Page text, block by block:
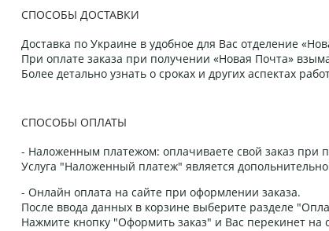
СПОСОБЫ ДОСТАВКИ
Доставка по Украине в удобное для Вас отделение
При оплате заказа при получении «Новая Почта»
Более детально узнать о сроках и других аспектах
СПОСОБЫ ОПЛАТЫ
- Наложенным платежом: оплачиваете свой заказ при
Услуга "Наложенный платеж" является
- Онлайн оплата на сайте при оформлении заказа.
После ввода данных в корзине выберите разделе
Нажмите кнопку "Оформить заказ" и Вас перекинет на